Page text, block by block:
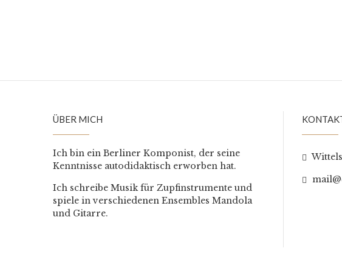
ÜBER MICH
Ich bin ein Berliner Komponist, der seine
Kenntnisse autodidaktisch erworben hat.
Ich schreibe Musik für Zupfinstrumente und
spiele in verschiedenen Ensembles Mandola
und Gitarre.